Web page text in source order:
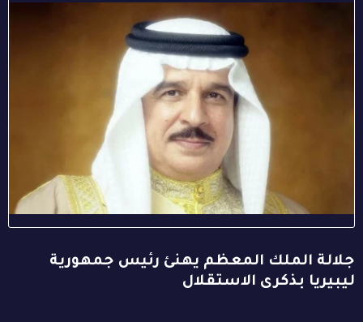
جلالة الملك المعظم يهنئ رئيس جمهورية
ليبيريا بذكرى الاستقلال